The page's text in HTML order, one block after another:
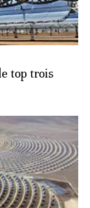
top trois